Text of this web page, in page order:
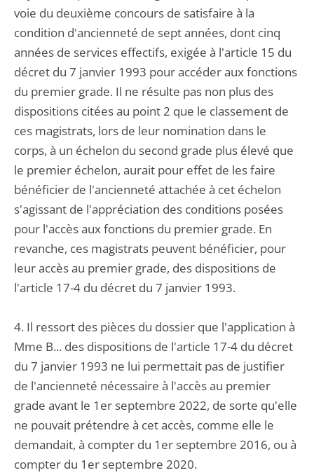
voie du deuxième concours de satisfaire à la
condition d'ancienneté de sept années, dont cinq
années de services effectifs, exigée à l'article 15 du
décret du 7 janvier 1993 pour accéder aux fonctions
du premier grade. Il ne résulte pas non plus des
dispositions citées au point 2 que le classement de
ces magistrats, lors de leur nomination dans le
corps, à un échelon du second grade plus élevé que
le premier échelon, aurait pour effet de les faire
bénéficier de l'ancienneté attachée à cet échelon
s'agissant de l'appréciation des conditions posées
pour l'accès aux fonctions du premier grade. En
revanche, ces magistrats peuvent bénéficier, pour
leur accès au premier grade, des dispositions de
l'article 17-4 du décret du 7 janvier 1993.
4. Il ressort des pièces du dossier que l'application à
Mme B... des dispositions de l'article 17-4 du décret
du 7 janvier 1993 ne lui permettait pas de justifier
de l'ancienneté nécessaire à l'accès au premier
grade avant le 1er septembre 2022, de sorte qu'elle
ne pouvait prétendre à cet accès, comme elle le
demandait, à compter du 1er septembre 2016, ou à
compter du 1er septembre 2020.